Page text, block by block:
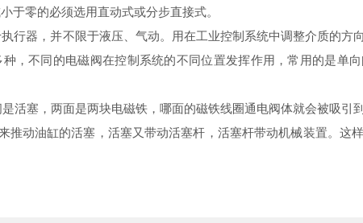
零的必须选用直动式或分步直接式。
器，并不限于液压、气动。用在工业控制系统中调整介质的方
，不同的电磁阀在控制系统的不同位置发挥作用，常用的是单
活塞，两面是两块电磁铁，哪面的磁铁线圈通电阀体就会被吸引
动油缸的活塞，活塞又带动活塞杆，活塞杆带动机械装置。这